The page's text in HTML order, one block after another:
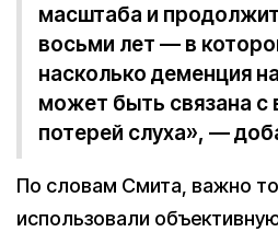
масштаба и
восьми лет — в
насколько деменция
может быть связана с
потерей слуха», —
По словам Смита, важно
использовали